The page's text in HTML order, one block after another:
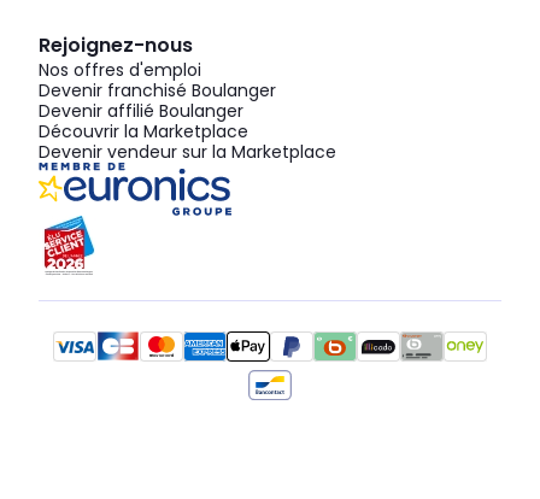
Rejoignez-nous
Nos offres d'emploi
Devenir franchisé Boulanger
Devenir affilié Boulanger
Découvrir la Marketplace
Devenir vendeur sur la Marketplace